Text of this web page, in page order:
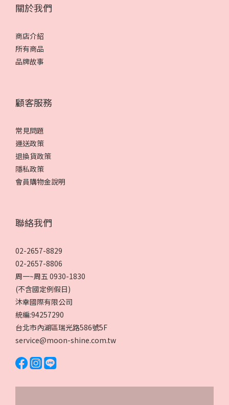
關於我們
商店介紹
所有商品
品牌故事
顧客服務
常見問題
運送政策
退換貨政策
隱私政策
會員購物金說明
聯絡我們
02-2657-8829
02-2657-8806
周一~周五 0930-1830
(不含國定例假日)
沐幸國際有限公司
統編:94257290
台北市內湖區瑞光路586號5F
service@moon-shine.com.tw